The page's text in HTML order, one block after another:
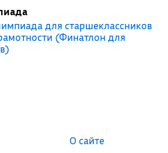
для старшеклассников
(Финатлон для
О сайте